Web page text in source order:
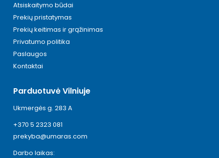
Atsiskaitymo būdai
Prekių pristatymas
Prekių keitimas ir grąžinimas
Privatumo politika
Paslaugos
Kontaktai
Parduotuvė Vilniuje
Ukmergės g. 283 A
+370 5 2323 081
prekyba@umaras.com
Darbo laikas: